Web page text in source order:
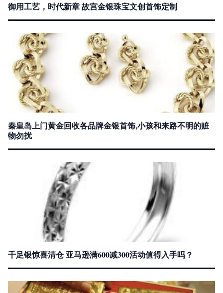
御用工艺，时代新章 故宫金银珠宝文创首饰定制
秦皇岛上门黄金回收各品牌金银首饰,小孩和来路不明的赃
物勿扰
千足银惊喜清仓 亚马逊满600减300活动值得入手吗？